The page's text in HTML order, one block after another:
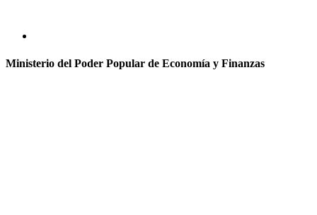
Ministerio del Poder Popular de Economía y Finanzas